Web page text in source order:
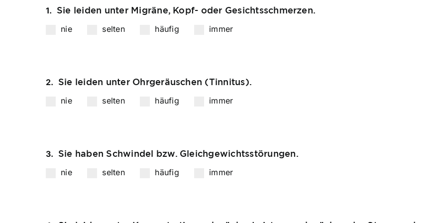
1. Sie leiden unter Migräne, Kopf- oder Gesichtsschmerzen.
nie
selten häufig immer
2. Sie leiden unter Ohrgeräuschen (Tinnitus).
nie
selten häufig immer
3. Sie haben Schwindel bzw. Gleichgewichtsstörungen.
nie
selten häufig immer